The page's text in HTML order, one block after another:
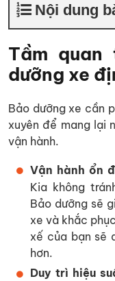
Nội dung
Tầm
dưỡng xe
Bảo dưỡng xe cần
xuyên để mang lại
vận hành.
Vận hành ổn
Kia không
Bảo dưỡng sẽ
xe và khắc
xế của bạn sẽ
hơn.
Duy trì hiệu